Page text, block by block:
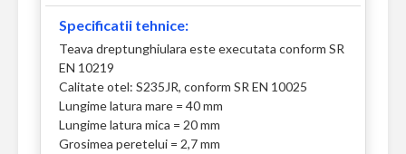
Specificatii tehnice:
Teava dreptunghiulara este executata conform SR
EN 10219
Calitate otel: S235JR, conform SR EN 10025
Lungime latura mare = 40 mm
Lungime latura mica = 20 mm
Grosimea peretelui = 2,7 mm